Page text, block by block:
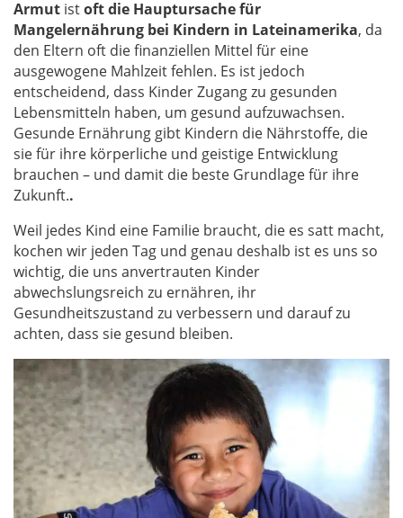
Armut istoft die Hauptursache für
Mangelernährung bei Kindern in Lateinamerika, da
den Eltern oft die finanziellen Mittel für eine
ausgewogene Mahlzeit fehlen. Es ist jedoch
entscheidend, dass Kinder Zugang zu gesunden
Lebensmitteln haben, um gesund aufzuwachsen.
Gesunde Ernährung gibt Kindern die Nährstoffe, die
sie für ihre körperliche und geistige Entwicklung
brauchen – und damit die beste Grundlage für ihre
Zukunft..
Weil jedes Kind eine Familie braucht, die es satt macht,
kochen wir jeden Tag und genau deshalb ist es uns so
wichtig, die uns anvertrauten Kinder
abwechslungsreich zu ernähren, ihr
Gesundheitszustand zu verbessern und darauf zu
achten, dass sie gesund bleiben.